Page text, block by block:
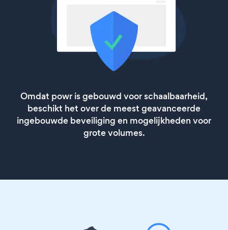
Omdat powr is gebouwd voor schaalbaarheid,
beschikt het over de meest geavanceerde
ingebouwde beveiliging en mogelijkheden voor
grote volumes.